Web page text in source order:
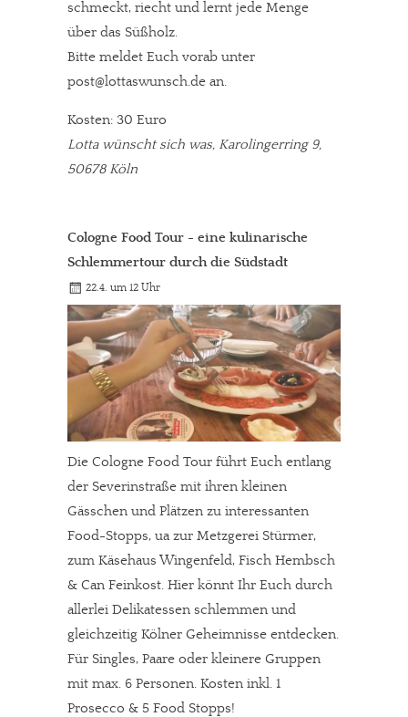
schmeckt, riecht und lernt jede Menge
über das Süßholz.
Bitte meldet Euch vorab unter
post@lottaswunsch.de an.
Kosten: 30 Euro
Lotta wünscht sich was, Karolingerring 9,
50678 Köln
Cologne Food Tour - eine kulinarische
Schlemmertour durch die Südstadt
22.4. um 12 Uhr
Die Cologne Food Tour führt Euch entlang
der Severinstraße mit ihren kleinen
Gässchen und Plätzen zu interessanten
Food-Stopps, ua zur Metzgerei Stürmer,
zum Käsehaus Wingenfeld, Fisch Hembsch
& Can Feinkost. Hier könnt Ihr Euch durch
allerlei Delikatessen schlemmen und
gleichzeitig Kölner Geheimnisse entdecken.
Für Singles, Paare oder kleinere Gruppen
mit max. 6 Personen. Kosten inkl. 1
Prosecco & 5 Food Stopps!